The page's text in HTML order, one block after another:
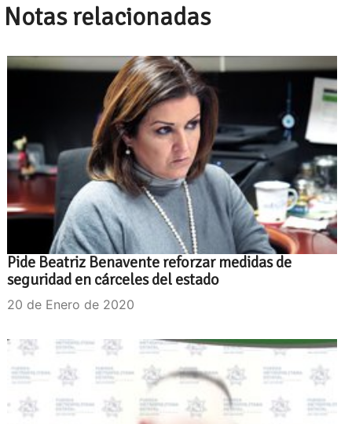
Notas relacionadas
Pide Beatriz Benavente reforzar medidas de
seguridad en cárceles del estado
20 de Enero de 2020